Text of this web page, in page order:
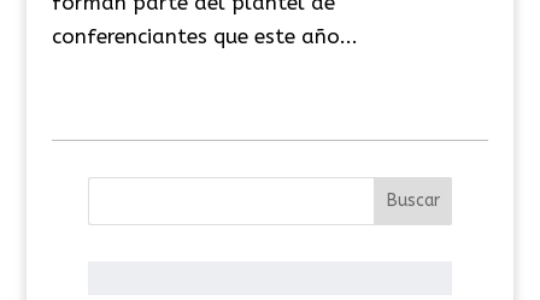
conferenciantes que este año...